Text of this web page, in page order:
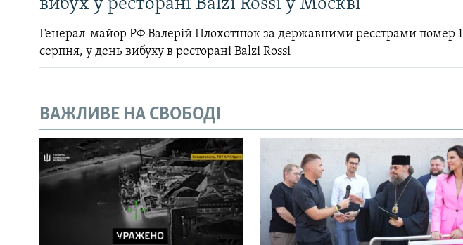
вибух у ресторані Balzi Rossi у Москві
Генерал-майор РФ Валерій Плохотнюк за державними реєстрами помер 1
серпня, у день вибуху в ресторані Balzi Rossi
ВАЖЛИВЕ НА СВОБОДІ